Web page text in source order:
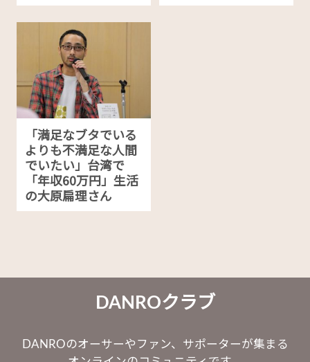
「満足なブタでいる
よりも不満足な人間
でいたい」台湾で
「年収60万円」生活
の大原扁理さん
DANROクラブ
DANROのオーサーやファン、サポーターが集まる